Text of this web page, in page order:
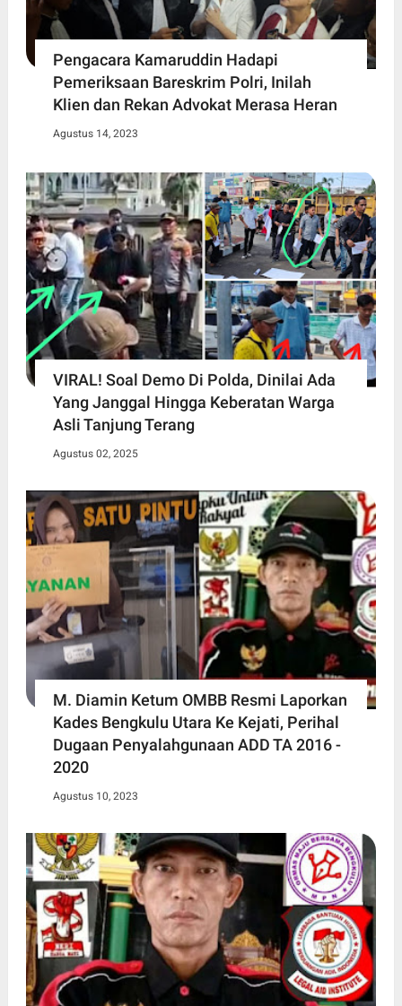
Pengacara Kamaruddin Hadapi
Pemeriksaan Bareskrim Polri, Inilah
Klien dan Rekan Advokat Merasa Heran
Agustus 14, 2023
VIRAL! Soal Demo Di Polda, Dinilai Ada
Yang Janggal Hingga Keberatan Warga
Asli Tanjung Terang
Agustus 02, 2025
M. Diamin Ketum OMBB Resmi Laporkan
Kades Bengkulu Utara Ke Kejati, Perihal
Dugaan Penyalahgunaan ADD TA 2016 -
2020
Agustus 10, 2023